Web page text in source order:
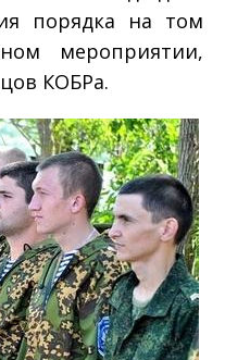
порядка на том
мероприятии,
КОБРа.